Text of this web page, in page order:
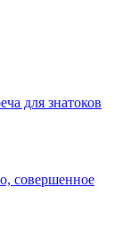
для знатоков
совершенное